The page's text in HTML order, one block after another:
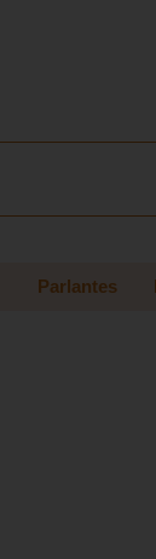
Parlantes